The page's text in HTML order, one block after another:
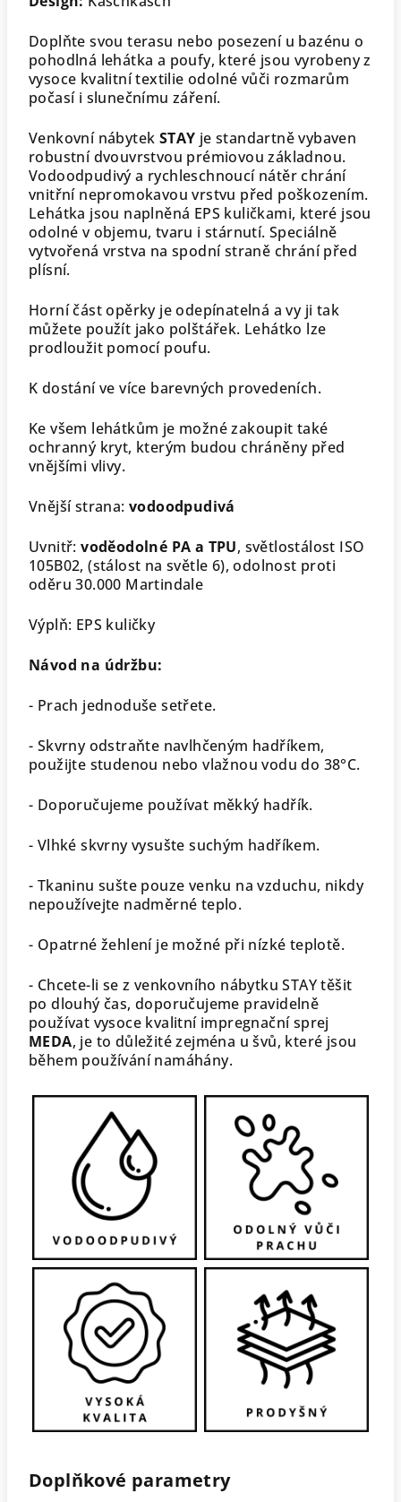
Doplňte svou terasu nebo posezení u bazénu o
pohodlná lehátka a poufy, které jsou vyrobeny z
vysoce kvalitní textilie odolné vůči rozmarům
počasí i slunečnímu záření.
Venkovní nábytek STAY je standartně vybaven
robustní dvouvrstvou prémiovou základnou.
Vodoodpudivý a rychleschnoucí nátěr chrání
vnitřní nepromokavou vrstvu před poškozením.
Lehátka jsou naplněná EPS kuličkami, které jsou
odolné v objemu, tvaru i stárnutí. Speciálně
vytvořená vrstva na spodní straně chrání před
plísní.
Horní část opěrky je odepínatelná a vy ji tak
můžete použít jako polštářek. Lehátko lze
prodloužit pomocí poufu.
K dostání ve více barevných provedeních.
Ke všem lehátkům je možné zakoupit také
ochranný kryt, kterým budou chráněny před
vnějšími vlivy.
Vnější strana: vodoodpudivá
Uvnitř:voděodolné PA a TPU, světlostálost ISO
105B02, (stálost na světle 6), odolnost proti
oděru 30.000 Martindale
Výplň: EPS kuličky
Návod na údržbu:
- Prach jednoduše setřete.
- Skvrny odstraňte navlhčeným hadříkem,
použijte studenou nebo vlažnou vodu do 38°C.
- Doporučujeme používat měkký hadřík.
- Vlhké skvrny vysušte suchým hadříkem.
- Tkaninu sušte pouze venku na vzduchu, nikdy
nepoužívejte nadměrné teplo.
- Opatrné žehlení je možné při nízké teplotě.
- Chcete-li se z venkovního nábytku STAY těšit
po dlouhý čas, doporučujeme pravidelně
používat vysoce kvalitní impregnační sprej
MEDA, je to důležité zejména u švů, které jsou
během používání namáhány.
Doplňkové parametry